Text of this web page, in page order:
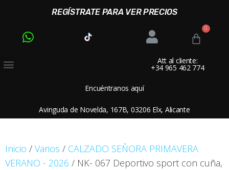
REGÍSTRATE PARA VER PRECIOS
Att al cliente:
+34 965 462 774
Encuéntranos aquí
Avinguda de Novelda, 167B, 03206 Elx, Alicante
Inicio / Varios / CALZADO SEÑORA PRIMAVERA
VERANO - 2026 / NK- 067 Deportivo sport con cuña,